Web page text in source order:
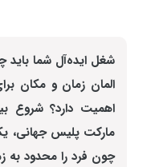
شغل ایده‌آل شما باید
المان زمان و مکان
اهمیت دارد؟ شروع
مارکت پلیس
چون فرد را محدود به